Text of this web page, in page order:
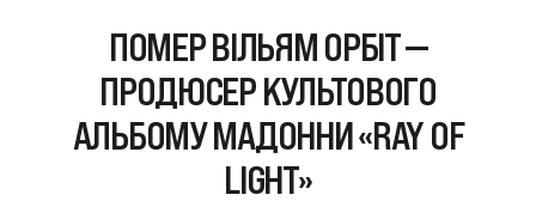
ПОМЕР ВІЛЬЯМ ОРБІТ —
ПРОДЮСЕР КУЛЬТОВОГО
АЛЬБОМУ МАДОННИ «RAY OF
LIGHT»